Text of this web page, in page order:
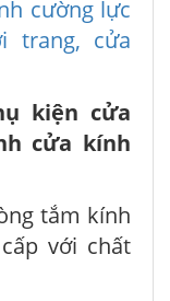
cường lực
trang, cửa
kiện cửa
cửa kính
tắm kính
với chất